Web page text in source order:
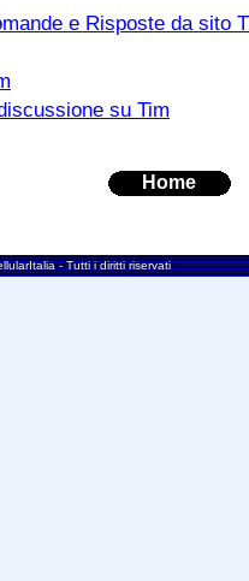
e Risposte da sito
su Tim
Home
- Tutti i diritti riservati